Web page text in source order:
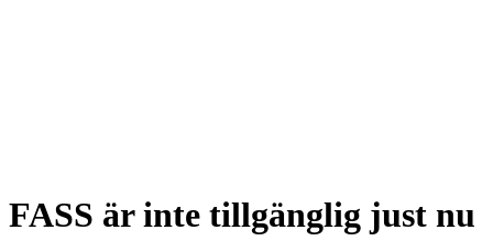
FASS är inte tillgänglig just nu